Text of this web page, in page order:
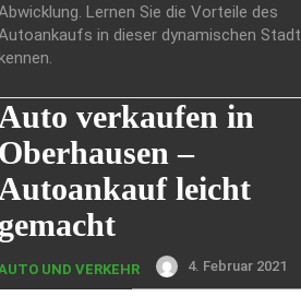
Lernen Sie die Vorteile des
in dieser dynamischen Stadt
verkaufen in
Oberhausen –
leicht
gemacht
UND VERKEHR 4. Februar 2021